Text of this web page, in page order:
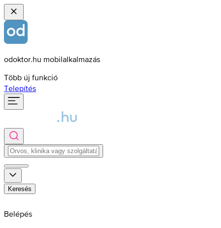
odoktor.hu mobilalkalmazás
Több új funkció
Telepítés
Keresés
Belépés